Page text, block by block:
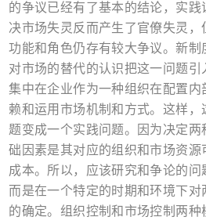
的争议已经有了基本的结论，实
决市场失灵反而产生了官僚失灵
功能和角色仍存有较大争议。新
对市场的替代的认识把这一问题
集中在企业作为一种组织在配置
赖和运用市场机制和方式。这样，
题变成一个实践问题。因为决定
础因素是其对应的组织和市场资
成本。所以，应该研究和争论的问
而是在一个特定的时期和环境下
的确定。组织控制和市场控制两